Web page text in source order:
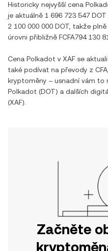
Historicky nejvyšší cena
je aktuálně 1 696 723 547 DOT
2 100 000 000 DOT , takže
úrovni přibližně FCFA794 130
Cena Polkadot v XAF se
také podívat na převody z
kryptoměny – usnadní vám to
Polkadot (DOT) a dalších
(XAF).
Začněte